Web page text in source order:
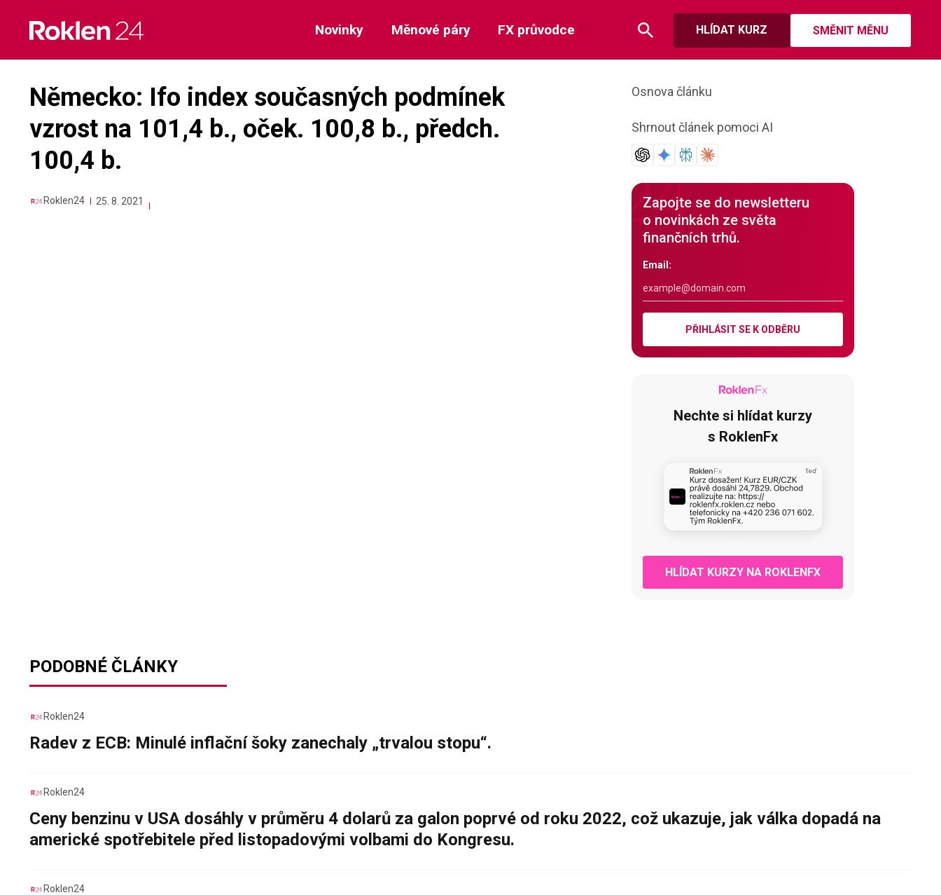
content
HLÍDAT KURZ SMĚNIT MĚNU
Novinky Měnové páry FX průvodce
Německo: Ifo index současných podmínek
vzrost na 101,4 b., oček. 100,8 b., předch.
100,4 b.
Roklen24 25. 8. 2021
Osnova článku
Shrnout článek pomoci AI
Zapojte se do newsletteru
o novinkách ze světa
finančních trhů.
Email:
PŘIHLÁSIT SE K ODBĚRU
Nechte si hlídat kurzy
s RoklenFx
HLÍDAT KURZY NA ROKLENFX
PODOBNÉ ČLÁNKY
Roklen24
Radev z ECB: Minulé inflační šoky zanechaly „trvalou stopu“.
Roklen24
Ceny benzinu v USA dosáhly v průměru 4 dolarů za galon poprvé od roku 2022, což ukazuje, jak válka dopadá na
americké spotřebitele před listopadovými volbami do Kongresu.
Roklen24